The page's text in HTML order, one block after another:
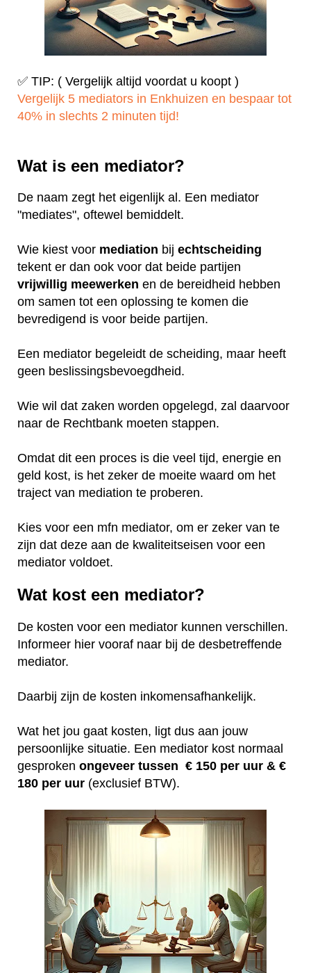
✅ TIP: ( Vergelijk altijd voordat u koopt )
Vergelijk 5 mediators in Enkhuizen en bespaar tot
40% in slechts 2 minuten tijd!
Wat is een mediator?
De naam zegt het eigenlijk al. Een mediator
"mediates", oftewel bemiddelt.
Wie kiest voor mediation bij echtscheiding
tekent er dan ook voor dat beide partijen
vrijwillig meewerken en de bereidheid hebben
om samen tot een oplossing te komen die
bevredigend is voor beide partijen.
Een mediator begeleidt de scheiding, maar heeft
geen beslissingsbevoegdheid.
Wie wil dat zaken worden opgelegd, zal daarvoor
naar de Rechtbank moeten stappen.
Omdat dit een proces is die veel tijd, energie en
geld kost, is het zeker de moeite waard om het
traject van mediation te proberen.
Kies voor een mfn mediator, om er zeker van te
zijn dat deze aan de kwaliteitseisen voor een
mediator voldoet.
Wat kost een mediator?
De kosten voor een mediator kunnen verschillen.
Informeer hier vooraf naar bij de desbetreffende
mediator.
Daarbij zijn de kosten inkomensafhankelijk.
Wat het jou gaat kosten, ligt dus aan jouw
persoonlijke situatie. Een mediator kost normaal
gesproken ongeveer tussen € 150 per uur & €
180 per uur (exclusief BTW).